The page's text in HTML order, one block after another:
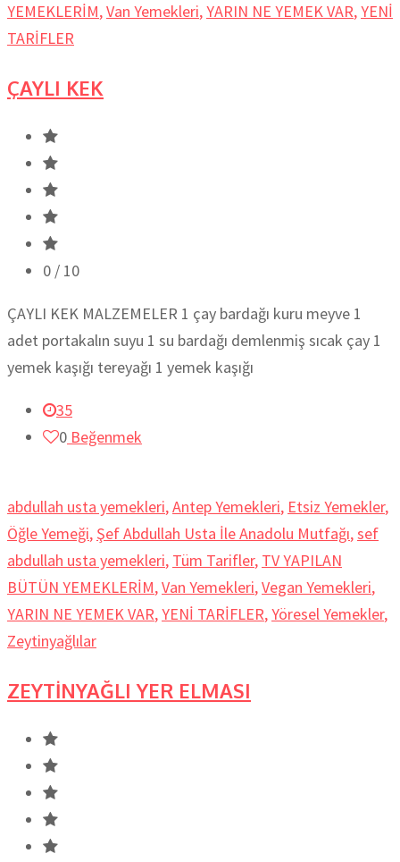
YEMEKLERİM,Van Yemekleri,YARIN NE YEMEK VAR,YENİ
TARİFLER
ÇAYLI KEK
0 / 10
ÇAYLI KEK MALZEMELER 1 çay bardağı kuru meyve 1
adet portakalın suyu 1 su bardağı demlenmiş sıcak çay 1
yemek kaşığı tereyağı 1 yemek kaşığı
35
0 Beğenmek
abdullah usta yemekleri,Antep Yemekleri, Etsiz Yemekler,
Öğle Yemeği, Şef Abdullah Usta İle Anadolu Mutfağı,sef
abdullah usta yemekleri, Tüm Tarifler, TV YAPILAN
BÜTÜN YEMEKLERİM,Van Yemekleri,Vegan Yemekleri,
YARIN NE YEMEK VAR,YENİ TARİFLER,Yöresel Yemekler,
Zeytinyağlılar
ZEYTİNYAĞLI YER ELMASI